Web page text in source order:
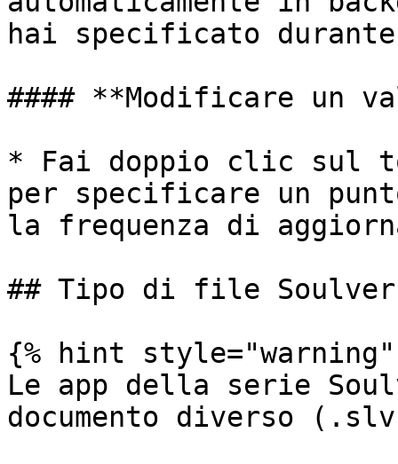
hai specificato
#### **Modificare un
* Fai doppio clic sul
per specificare un
la frequenza di
## Tipo di file Soulver
{% hint style="warning"
Le app della serie
documento diverso